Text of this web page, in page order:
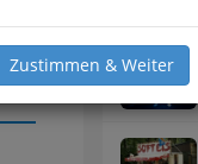
Zustimmen & Weiter